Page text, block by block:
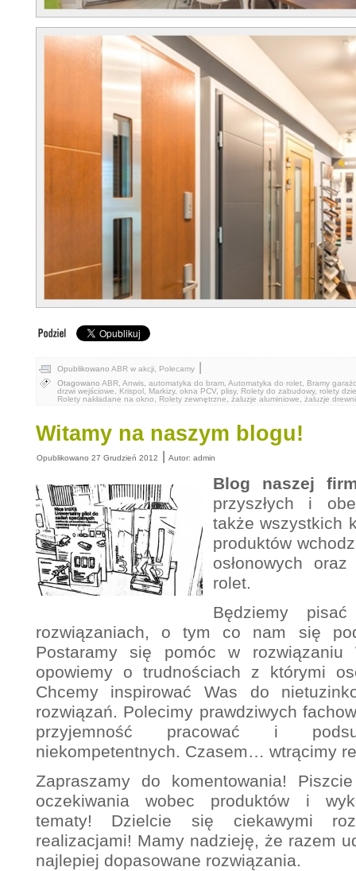
Opublikowano ABR w akcji, Polecamy |
Otagowano ABR, Anwis, automatyka do bram, Automatyka do rolet,
Bramy
drzwi wejściowe
Krispol, Markizy, okna PCV, plisy, Rolety do zabudowy, rolety
Rolety nakładane na okno
Rolety zewnętrzne żaluzje aluminiowe żaluzje
Witamy na naszym blogu!
Opublikowano 27 Grudzień 2012 | Autor: admin
Blog naszej
przyszłych i
także wszystkich
produktów
osłonowych
rolet.
Będziemy
rozwiązaniach, o tym co nam się
Postaramy się pomóc w rozwiązaniu
opowiemy o trudnościach z którymi
Chcemy inspirować Was do
rozwiązań. Polecimy prawdziwych
przyjemność pracować i
niekompetentnych. Czasem… wtrącimy
Zapraszamy do komentowania!
oczekiwania wobec produktów i
tematy! Dzielcie się ciekawymi
realizacjami! Mamy nadzieję, że razem
najlepiej dopasowane rozwiązania.